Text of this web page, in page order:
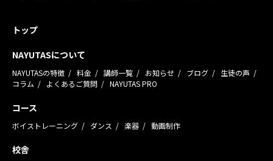
トップ
NAYUTASについて
NAYUTASの特徴 料金 講師一覧 お知らせ ブログ
生徒の声
コラム
よくあるご質問 NAYUTAS PRO
コース
ボイストレーニング ダンス 楽器 動画制作
校舎